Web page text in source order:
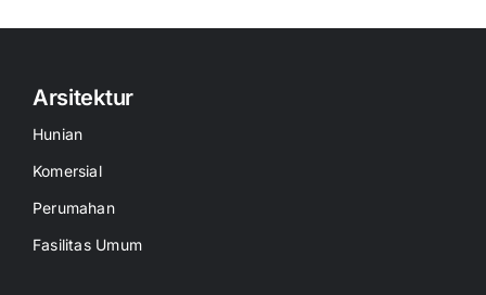
Arsitektur
Hunian
Komersial
Perumahan
Fasilitas Umum